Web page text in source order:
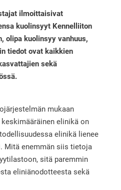
ilmoittaisivat
kuolinsyyt Kennelliiton
olipa kuolinsyy vanhuus,
tiedot ovat kaikkien
sekä
mukaan
elinikä on
elinikä lienee
Mitä enemmän siis tietoja
sitä paremmin
eliniänodotteesta sekä